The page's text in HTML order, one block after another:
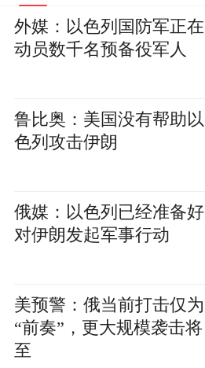
外媒：以色列国防军正在
动员数千名预备役军人
鲁比奥：美国没有帮助以
色列攻击伊朗
俄媒：以色列已经准备好
对伊朗发起军事行动
美预警：俄当前打击仅为
“前奏”，更大规模袭击将
至